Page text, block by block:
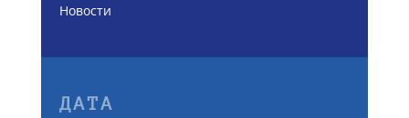
Новости
ДАТА